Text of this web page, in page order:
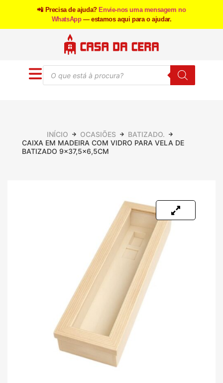
📲 Precisa de ajuda? Envie-nos uma mensagem no
WhatsApp — estamos aqui para o ajudar.
INÍCIO OCASIÕES
BATIZADO.
CAIXA EM MADEIRA COM VIDRO PARA VELA DE
BATIZADO 9×37,5×6,5CM